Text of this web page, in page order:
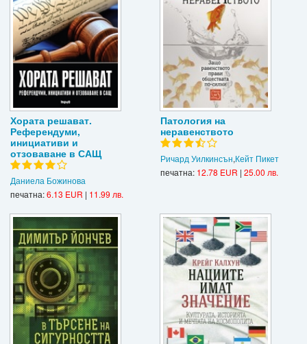
Хората решават.
Референдуми,
инициативи и
отзоваване в САЩ
Даниела Божинова
печатна:6.13 EUR | 11.99 лв.
Патология на
неравенството
Ричард Уилкинсън,Кейт Пикет
печатна: 12.78 EUR | 25.00 лв.